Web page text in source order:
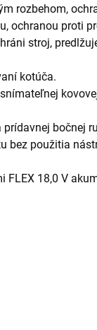
rozbehom,
ochranou proti
stroj,
kotúča.
bočnej
bez použitia
FLEX 18,0 V